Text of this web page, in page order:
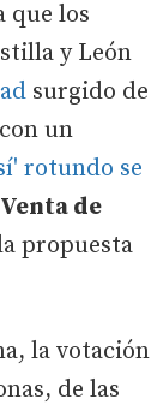
que los
y León
surgido de
un
rotundo se
de
propuesta
la votación
de las